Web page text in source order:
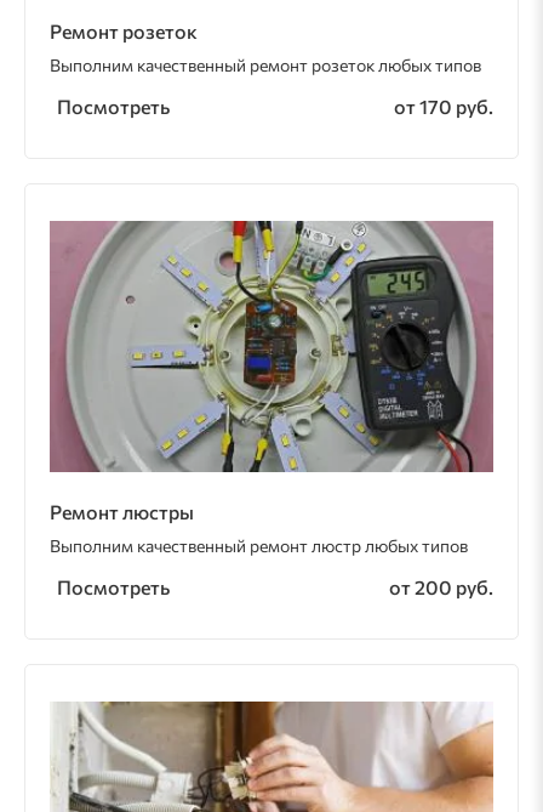
Ремонт розеток
Выполним качественный ремонт розеток любых типов
Посмотреть от 170 руб.
Ремонт люстры
Выполним качественный ремонт люстр любых типов
Посмотреть от 200 руб.